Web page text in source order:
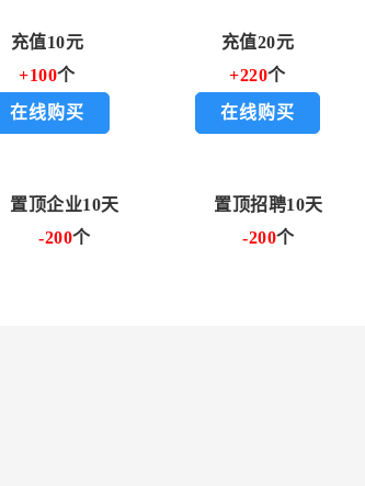
充值10元
+100个
在线购买
充值20元
+220个
在线购买
置顶企业10天 置顶招聘10天
-200个 -200个